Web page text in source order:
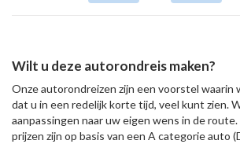
Wilt u deze autorondreis maken?
Onze autorondreizen zijn een voorstel waarin
dat u in een redelijk korte tijd, veel kunt zien.
aanpassingen naar uw eigen wens in de
prijzen zijn op basis van een A categorie auto